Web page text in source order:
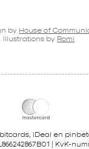
by House of
Illustrations by Romi
iDeal en
| KvK-